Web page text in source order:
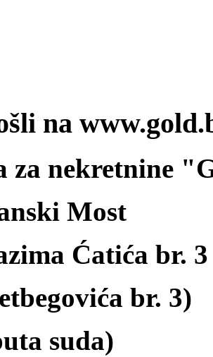
na
za nekretnine
Most
Ćatića br. 3
br. 3)
suda)